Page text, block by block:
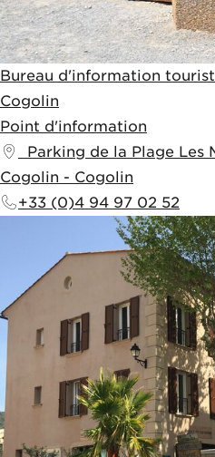
Bureau d'information
Cogolin
Point d'information
Parking de la Plage Les
Cogolin - Cogolin
+33 (0)4 94 97 02 52